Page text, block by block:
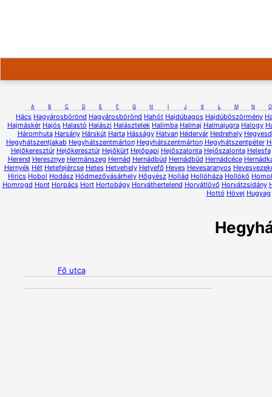
A B C D E F G H I J K L M N O
Hács Hagyárosbörönd Hagyárosbörönd Hahót Hajdúbagos Hajdúböszörmény
Hajmáskér Hajós Halastó Halászi Halásztelek Halimba Halmaj Halmajugra Halogy
Háromhuta Harsány Hárskút Harta Hásságy Hatvan Hédervár Hedrehely Hegyesd
Hegyhátszentjakab Hegyhátszentmárton Hegyhátszentmárton Hegyhátszentpéter
Hejőkeresztúr Hejőkeresztúr Hejőkürt Hejőpapi Hejőszalonta Hejőszalonta Helesfa
Herend Heresznye Hermánszeg Hernád Hernádbüd Hernádbűd Hernádcéce
Hernyék Hét Hetefejércse Hetes Hetvehely Hetyefő Heves Hevesaranyos
Hirics Hobol Hodász Hódmezővásárhely Hőgyész Hollád Hollóháza Hollókő
Homrogd Hont Horpács Hort Hortobágy Horváthertelend Horvátlövő Horvátzsidány
Hottó Hövej Hugyag
Fő utca